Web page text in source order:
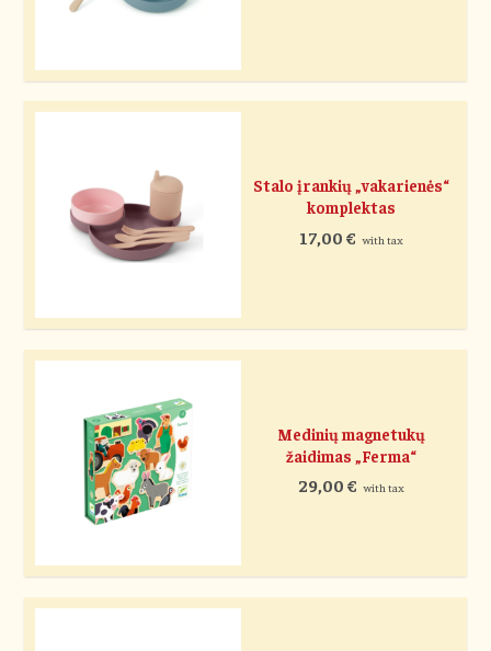
Stalo įrankių „vakarienės“
komplektas
17,00 € with tax
Medinių magnetukų
žaidimas „Ferma“
29,00 € with tax